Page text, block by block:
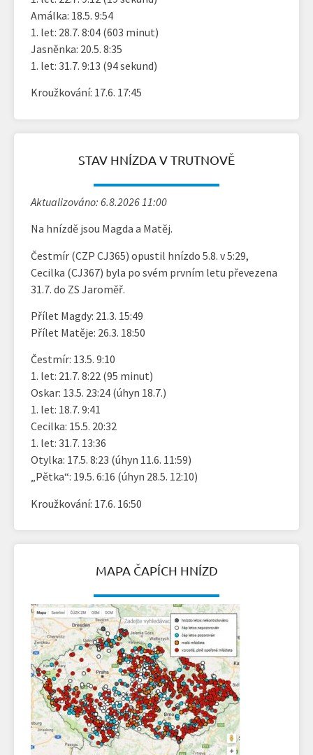
Amálka: 18.5. 9:54
1. let: 28.7. 8:04 (603 minut)
Jasněnka: 20.5. 8:35
1. let: 31.7. 9:13 (94 sekund)
Kroužkování: 17.6. 17:45
STAV HNÍZDA V TRUTNOVĚ
Aktualizováno: 6.8.2026 11:00
Na hnízdě jsou Magda a Matěj.
Čestmír (CZP CJ365) opustil hnízdo 5.8. v 5:29,
Cecilka (CJ367) byla po svém prvním letu převezena
31.7. do ZS Jaroměř.
Přílet Magdy: 21.3. 15:49
Přílet Matěje: 26.3. 18:50
Čestmír: 13.5. 9:10
1. let: 21.7. 8:22 (95 minut)
Oskar: 13.5. 23:24 (úhyn 18.7.)
1. let: 18.7. 9:41
Cecilka: 15.5. 20:32
1. let: 31.7. 13:36
Otylka: 17.5. 8:23 (úhyn 11.6. 11:59)
„Pětka“: 19.5. 6:16 (úhyn 28.5. 12:10)
Kroužkování: 17.6. 16:50
MAPA ČAPÍCH HNÍZD